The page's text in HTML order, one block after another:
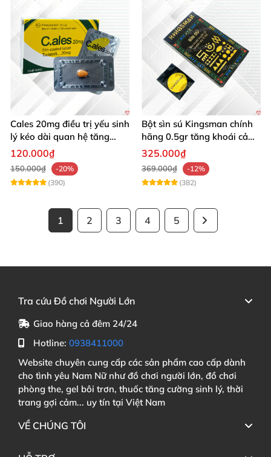
Cales 20mg điều trị yếu sinh
lý kéo dài quan hệ tăng
cường cương dương
120.000₫
150.000₫
-20%
(390)
Bột sìn sú Kingsman chính
hãng 0.5gr tăng khoái cảm
kéo dài
325.000₫
369.000₫
-12%
(382)
1 2 3 4 5
Tra cứu Đồ chơi Người Lớn
Giao hàng cả đêm 24/24
Hotline: 0938411000
Website chuyên cung cấp các sản phẩm cao cấp dành
cho tình yêu Nam Nữ như đồ chơi người lớn, đồ chơi
phòng the, gel bôi trơn, thuốc tăng cường sinh lý, thời
trang gợi cảm... uy tín tại Việt Nam
VỀ CHÚNG TÔI